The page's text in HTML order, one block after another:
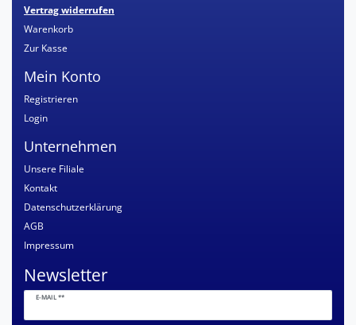
Vertrag widerrufen
Warenkorb
Zur Kasse
Mein Konto
Registrieren
Login
Unternehmen
Unsere Filiale
Kontakt
Datenschutzerklärung
AGB
Impressum
Newsletter
E-MAIL **
Newsletter
Honig